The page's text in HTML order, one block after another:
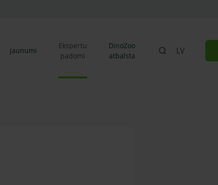
Jaunumi
Ekspertu
padomi
DinoZoo
atbalsta
LV